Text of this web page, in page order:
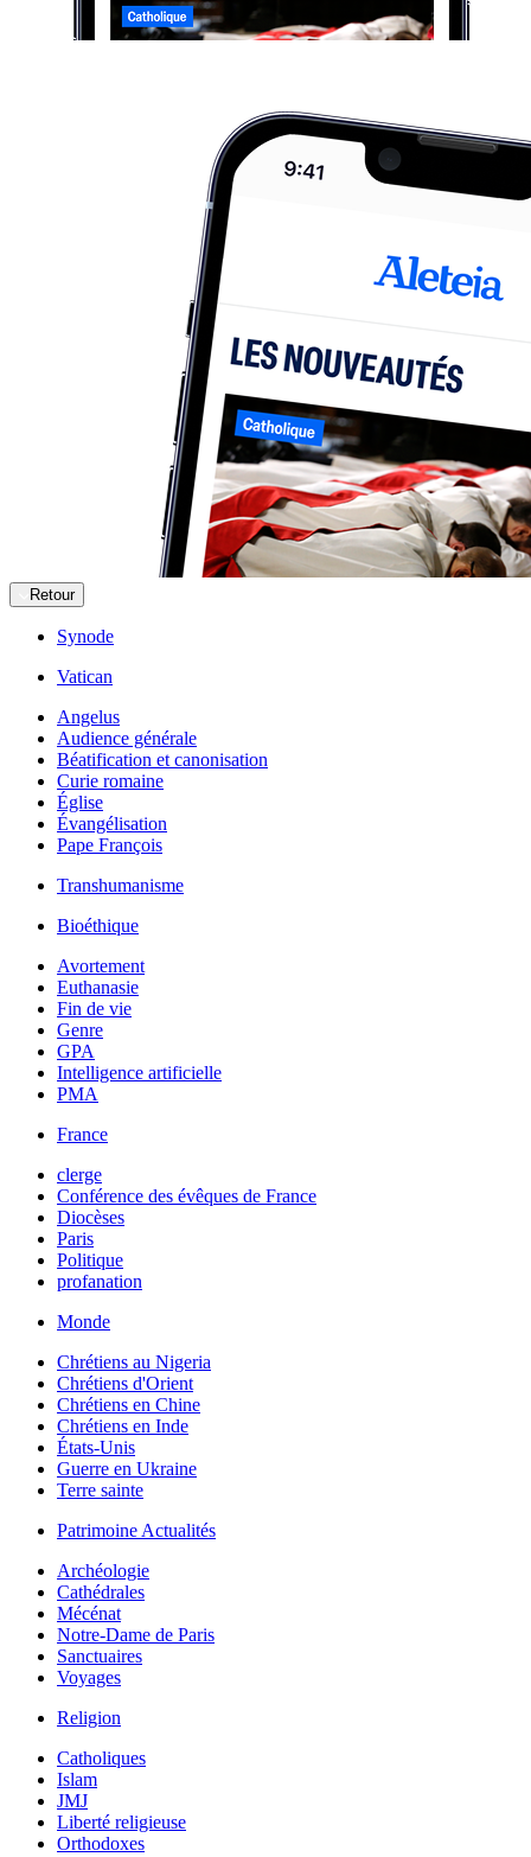
Retour
Synode
Vatican
Angelus
Audience générale
Béatification et canonisation
Curie romaine
Église
Évangélisation
Pape François
Transhumanisme
Bioéthique
Avortement
Euthanasie
Fin de vie
Genre
GPA
Intelligence artificielle
PMA
France
clerge
Conférence des évêques de France
Diocèses
Paris
Politique
profanation
Monde
Chrétiens au Nigeria
Chrétiens d'Orient
Chrétiens en Chine
Chrétiens en Inde
États-Unis
Guerre en Ukraine
Terre sainte
Patrimoine Actualités
Archéologie
Cathédrales
Mécénat
Notre-Dame de Paris
Sanctuaires
Voyages
Religion
Catholiques
Islam
JMJ
Liberté religieuse
Orthodoxes